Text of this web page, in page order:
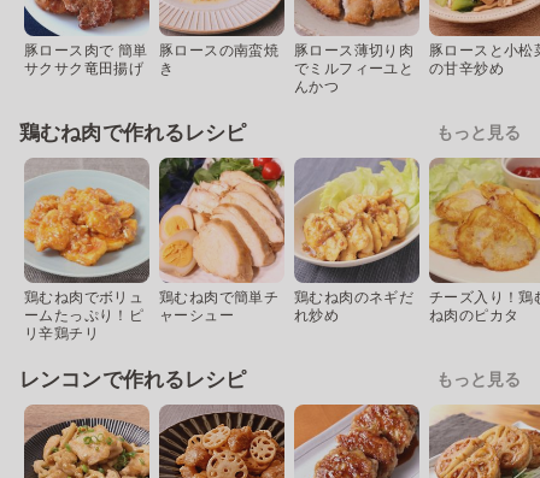
豚ロース肉で 簡単
サクサク竜田揚げ
豚ロースの南蛮焼
き
豚ロース薄切り肉
でミルフィーユと
んかつ
豚ロースと小松
の甘辛炒め
鶏むね肉で作れるレシピ もっと見る
鶏むね肉でボリュ
ームたっぷり！ピ
リ辛鶏チリ
鶏むね肉で簡単チ
ャーシュー
鶏むね肉のネギだ
れ炒め
チーズ入り！鶏
ね肉のピカタ
レンコンで作れるレシピ もっと見る